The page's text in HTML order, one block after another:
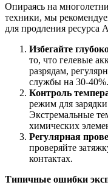
Опираясь на
техники, мы
для продления ресурса
Избегайте
то, что гелевые
разрядам,
службы на 30-40%.
Контроль
режим для
Экстремальные
химических
Регулярная
проверяйте
контактах.
Типичные ошибки